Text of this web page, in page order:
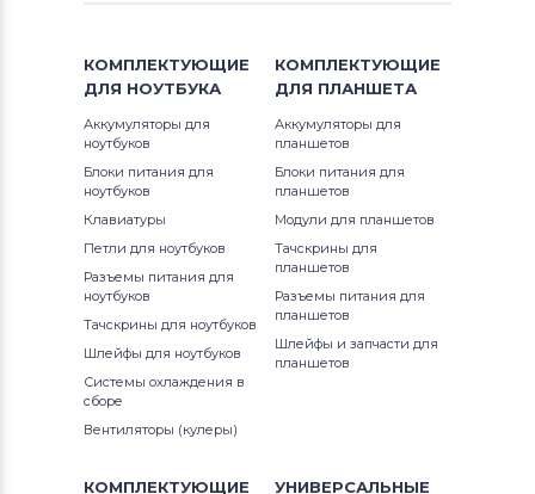
КлавиатурыSamsung
Клавиатуры
Fujitsu-Siemens
КлавиатурыHaier
Roverbook
Inspiron 17
Inspiron Mini
Latitude
Latitude 12
Latitude 13
M Series
P Series
КОМПЛЕКТУЮЩИЕ
ДЛЯ НОУТБУКА
Аккумуляторы для
ноутбуков
Блоки питания для
ноутбуков
Клавиатуры
Петли для ноутбуков
Разъемы питания для
ноутбуков
Тачскрины для ноутбуков
Шлейфы для ноутбуков
Системы охлаждения в
сборе
Вентиляторы (кулеры)
КОМПЛЕКТУЮЩИЕ
ДЛЯ ПЛАНШЕТА
Аккумуляторы для
планшетов
Блоки питания для
планшетов
Модули для планшетов
Тачскрины для
планшетов
Разъемы питания для
планшетов
Шлейфы и запчасти для
планшетов
КОМПЛЕКТУЮЩИЕ
УНИВЕРСАЛЬНЫЕ